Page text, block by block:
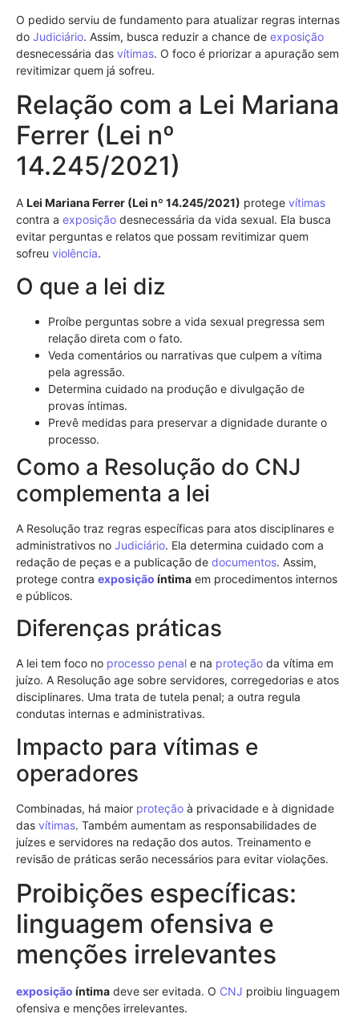
O pedido serviu de fundamento para atualizar regras internas
do Judiciário. Assim, busca reduzir a chance de exposição
desnecessária das vítimas. O foco é priorizar a apuração sem
revitimizar quem já sofreu.
Relação com a Lei Mariana
Ferrer (Lei nº
14.245/2021)
A Lei Mariana Ferrer (Lei nº 14.245/2021) protege vítimas
contra a exposição desnecessária da vida sexual. Ela busca
evitar perguntas e relatos que possam revitimizar quem
sofreu violência.
O que a lei diz
Proíbe perguntas sobre a vida sexual pregressa sem
relação direta com o fato.
Veda comentários ou narrativas que culpem a vítima
pela agressão.
Determina cuidado na produção e divulgação de
provas íntimas.
Prevê medidas para preservar a dignidade durante o
processo.
Como a Resolução do CNJ
complementa a lei
A Resolução traz regras específicas para atos disciplinares e
administrativos no Judiciário. Ela determina cuidado com a
redação de peças e a publicação de documentos. Assim,
protege contra exposição íntima em procedimentos internos
e públicos.
Diferenças práticas
A lei tem foco no processo penal e na proteção da vítima em
juízo. A Resolução age sobre servidores, corregedorias e atos
disciplinares. Uma trata de tutela penal; a outra regula
condutas internas e administrativas.
Impacto para vítimas e
operadores
Combinadas, há maior proteção à privacidade e à dignidade
das vítimas. Também aumentam as responsabilidades de
juízes e servidores na redação dos autos. Treinamento e
revisão de práticas serão necessários para evitar violações.
Proibições específicas:
linguagem ofensiva e
menções irrelevantes
exposição íntima deve ser evitada. O CNJ proibiu linguagem
ofensiva e menções irrelevantes.